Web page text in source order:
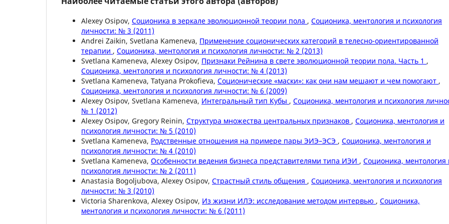
Alexey Osipov, Соционика в зеркале эволюционной теории пола , Соционика, ментология и психология
личности: № 3 (2011)
Andrei Zaikin, Svetlana Kameneva, Применение соционических категорий в телесно-ориентированной
терапии , Соционика, ментология и психология личности: № 2 (2013)
Svetlana Kameneva, Alexey Osipov, Признаки Рейнина в свете эволюционной теории пола. Часть 1 ,
Соционика, ментология и психология личности: № 4 (2013)
Svetlana Kameneva, Tatyana Prokofieva, Соционические «маски»: как они нам мешают и чем помогают ,
Соционика, ментология и психология личности: № 6 (2009)
Alexey Osipov, Svetlana Kameneva, Интегральный тип Кубы , Соционика, ментология и психология
№ 1 (2012)
Alexey Osipov, Gregory Reinin, Структура множества центральных признаков , Соционика, ментология и
психология личности: № 5 (2010)
Svetlana Kameneva, Родственные отношения на примере пары ЭИЭ–ЭСЭ , Соционика, ментология и
психология личности: № 4 (2010)
Svetlana Kameneva, Особенности ведения бизнеса представителями типа ИЭИ , Соционика, ментология
психология личности: № 2 (2011)
Anastasia Bogoljubova, Alexey Osipov, Страстный стиль общения , Соционика, ментология и психология
личности: № 3 (2010)
Victoria Sharenkova, Alexey Osipov, Из жизни ИЛЭ: исследование методом интервью , Соционика,
ментология и психология личности: № 6 (2011)